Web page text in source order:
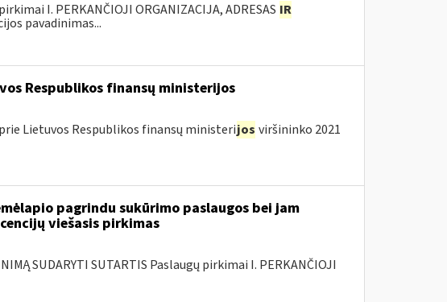
I. PERKANČIOJI ORGANIZACIJA, ADRESAS IR
pavadinimas...
Respublikos finansų ministerijos
prie Lietuvos Respublikos finansų ministerijos viršininko 2021
pagrindu sukūrimo paslaugos bei jam
viešasis pirkimas
SUDARYTI SUTARTIS Paslaugų pirkimai I. PERKANČIOJI